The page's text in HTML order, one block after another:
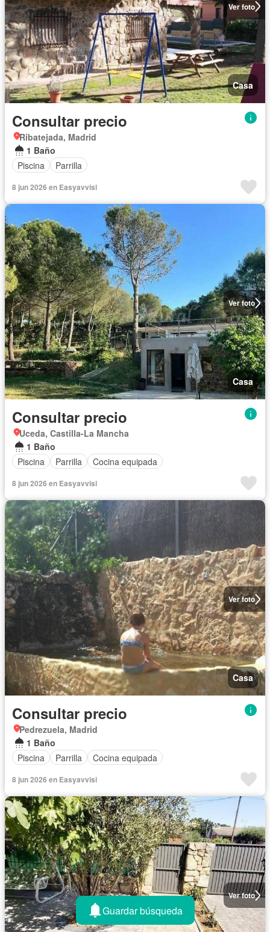
Ver foto
Casa
Consultar precio
Ribatejada, Madrid
1 Baño
Piscina
Parrilla
8 jun 2026 en Easyavvisi
Ver foto
Casa
Consultar precio
Uceda, Castilla-La Mancha
1 Baño
Piscina
Parrilla Cocina equipada
8 jun 2026 en Easyavvisi
Ver foto
Casa
Consultar precio
Pedrezuela, Madrid
1 Baño
Piscina
Parrilla Cocina equipada
8 jun 2026 en Easyavvisi
Ver foto
Guardar búsqueda